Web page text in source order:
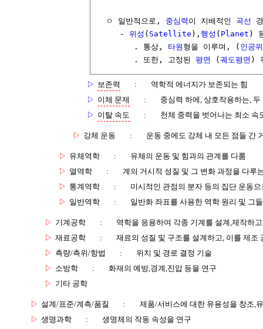
  ㅇ 일반적으로,
중심력 이 지배적인 곡선
     -
위성 ( Satellite ), 행성 ( Planet )
        . 통상,
타원 형을 이루며, ( 인공
        . 또한, 고정된
평면 (궤도평면 )
▷ 보존력 :
역학적 에너지가 보존되는 힘
▷ 이체 문제 :
중심력 하에, 상호작용하는,
▷ 이탈 속도 : 천체 중력을 벗어나는 최소 속
▷ 강체 운동 : 운동 중에도 강체 내 모든 점들 간
▷ 유체역학 :
유체의 운동 및 힘과의 관계를 다룸
▷ 열역학 :
계의 거시적 성질 및 그 변화 과정을 다루
▷ 통계역학 :
미시적인 관점의 분자 등의 집단 운동
▷ 일반역학 : 일반화 좌표를 사용한 역학 원리 및 그
▷ 기계공학 :
역학을 응용하여 각종 기계를 설계,제작하
▷ 재료공학 :
재료의 성질 및 구조를 설계하고, 이를 제조
▷ 측량/측위/항법 :
위치 및 경로 결정 기술
▷ 소방학 :
화재의 예방,경계,진압 등을 연구
▷ 기타 공학
▷ 설계/표준/계측/품질 :
제품/서비스에 대한 유용성을 창조,
▷ 생명과학 :
생명체의 작동 속성을 연구